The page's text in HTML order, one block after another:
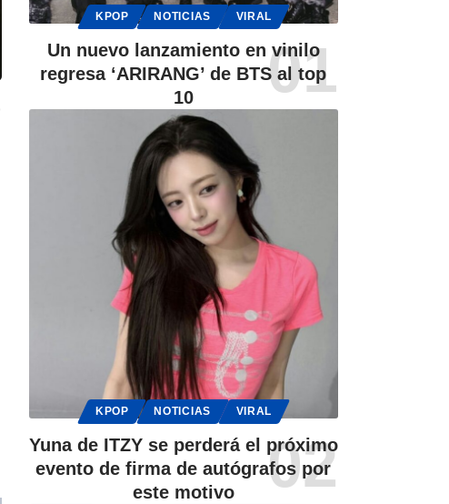
KPOP NOTICIAS VIRAL
Un nuevo lanzamiento en vinilo
regresa ‘ARIRANG’ de BTS al top
10
KPOP NOTICIAS VIRAL
Yuna de ITZY se perderá el próximo
evento de firma de autógrafos por
este motivo